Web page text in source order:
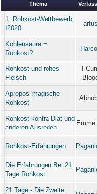
Thema
1. Rohkost-Wettbewerb
I2020
artus
Kohlensäure =
Rohkost?
Rohkost und rohes
Fleisch
I
Apropos 'magische
Rohkost'
Rohkost kontra Diät und
anderen Ausreden
Emme
Rohkost-Erfahrungen
Die Erfahrungen Bei 21
Tage Rohkost
21 Tage - Die Zweite